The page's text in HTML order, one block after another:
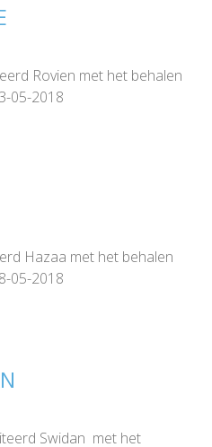
Rovien met het behalen
05-2018
Hazaa met het behalen
05-2018
Swidan met het